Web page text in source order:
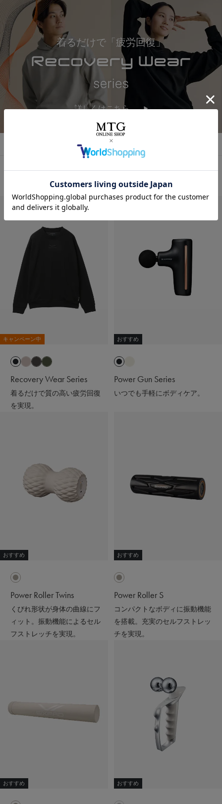
着るだけで「疲労回復」
詳しくはこちら
おすすめ商品・新商品はこちら
キャンペーン中
Recovery Wear Series
着るだけで質の高い疲労回復
を実現。
おすすめ
Power Gun Series
いつでも手軽にボディケア。
おすすめ
Power Roller Twins
くびれ形状が身体の曲線にフ
ィット。振動機能によるセル
フストレッチを実現。
おすすめ
Power Roller S
コンパクトなボディに振動機能
を搭載。充実のセルフストレッ
チを実現。
おすすめ おすすめ